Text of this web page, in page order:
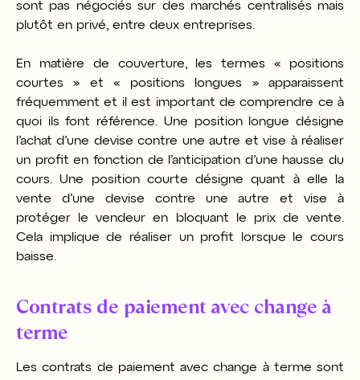
sont pas négociés sur des marchés centralisés mais
plutôt en privé, entre deux entreprises.
En matière de couverture, les termes « positions
courtes » et « positions longues » apparaissent
fréquemment et il est important de comprendre ce à
quoi ils font référence. Une position longue désigne
l’achat d’une devise contre une autre et vise à réaliser
un profit en fonction de l’anticipation d’une hausse du
cours. Une position courte désigne quant à elle la
vente d’une devise contre une autre et vise à
protéger le vendeur en bloquant le prix de vente.
Cela implique de réaliser un profit lorsque le cours
baisse.
Contrats de paiement avec change à
terme
Les contrats de paiement avec change à terme sont